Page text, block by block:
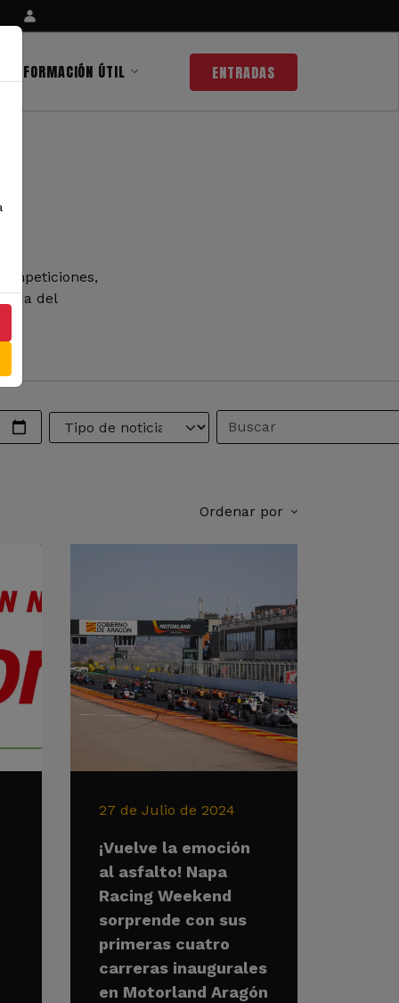
INFORMACIÓN ÚTIL ENTRADAS
del
Ordenar por
27 de Julio de 2024
¡Vuelve la emoción
al asfalto! Napa
Racing Weekend
sorprende con sus
primeras cuatro
carreras inaugurales
en Motorland Aragón